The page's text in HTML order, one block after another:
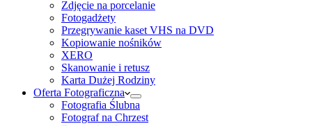
Zdjęcie na porcelanie
Fotogadżety
Przegrywanie kaset VHS na DVD
Kopiowanie nośników
XERO
Skanowanie i retusz
Karta Dużej Rodziny
Oferta Fotograficzna
Fotografia Ślubna
Fotograf na Chrzest